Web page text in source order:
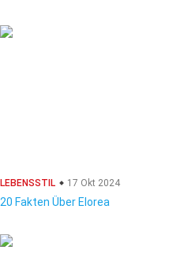
LEBENSSTIL 17 Okt 2024
20 Fakten Über Elorea